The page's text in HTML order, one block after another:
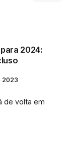
2024:
2023
de volta em